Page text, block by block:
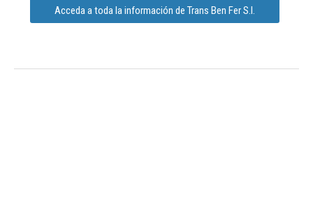
Acceda a toda la información de Trans Ben Fer S.l.